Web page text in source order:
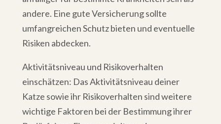
andere. Eine gute Versicherung sollte
umfangreichen Schutz bieten und eventuelle
Risiken abdecken.
Aktivitätsniveau und Risikoverhalten
einschätzen: Das Aktivitätsniveau deiner
Katze sowie ihr Risikoverhalten sind weitere
wichtige Faktoren bei der Bestimmung ihrer